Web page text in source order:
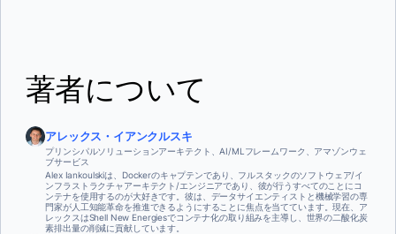
著者について
アレックス・イアンクルスキ
プリンシパルソリューションアーキテクト、AI/MLフレームワーク、アマゾンウェ
ブサービス
Alex Iankoulskiは、Dockerのキャプテンであり、フルスタックのソフトウェア/イ
ンフラストラクチャアーキテクト/エンジニアであり、彼が行うすべてのことにコ
ンテナを使用するのが大好きです。彼は、データサイエンティストと機械学習の専
門家が人工知能革命を推進できるようにすることに焦点を当てています。現在、ア
レックスはShell New Energiesでコンテナ化の取り組みを主導し、世界の二酸化炭
素排出量の削減に貢献しています。